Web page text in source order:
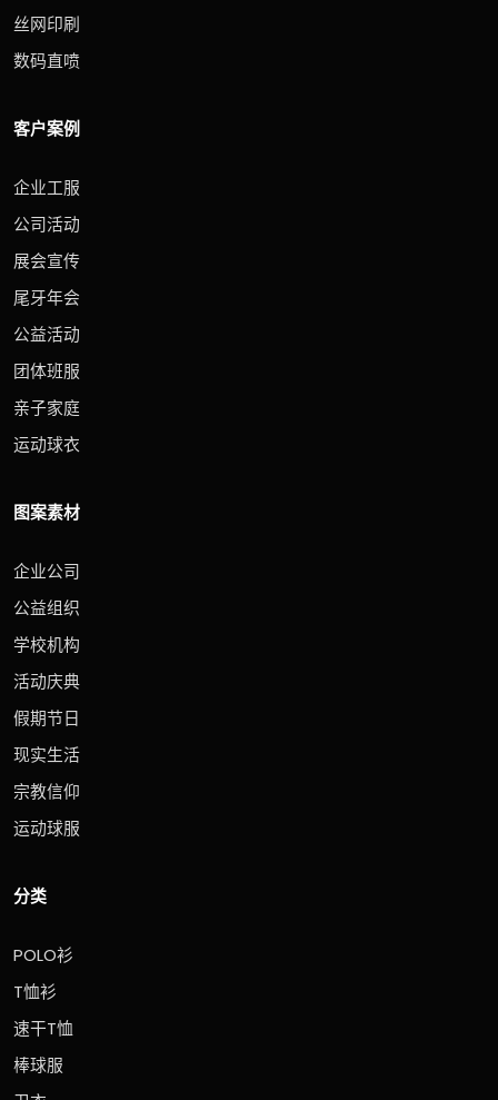
丝网印刷
数码直喷
客户案例
企业工服
公司活动
展会宣传
尾牙年会
公益活动
团体班服
亲子家庭
运动球衣
图案素材
企业公司
公益组织
学校机构
活动庆典
假期节日
现实生活
宗教信仰
运动球服
分类
POLO衫
T恤衫
速干T恤
棒球服